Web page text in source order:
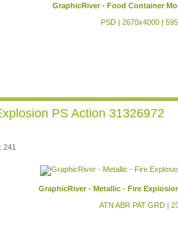
GraphicRiver - Food Container
PSD | 2670x4000 |
PS Action 31326972
241
GraphicRiver - Metallic - Fire
ATN ABR PAT GRD |